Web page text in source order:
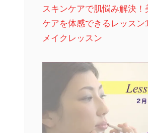
スキンケアで肌悩み解決
ケアを体感できるレッスン
メイクレッスン